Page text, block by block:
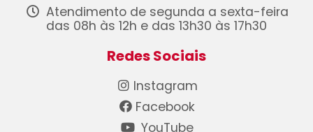
Atendimento de segunda a sexta-feira
das 08h às 12h e das 13h30 às 17h30
Redes Sociais
Instagram
Facebook
YouTube